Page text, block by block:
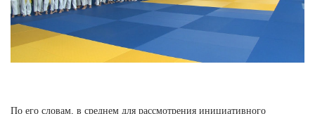
По его словам, в среднем для рассмотрения инициативного